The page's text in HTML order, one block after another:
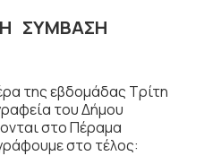
ΣΥΜΒΑΣΗ
της εβδομάδας Τρίτη
του Δήμου
στο Πέραμα
στο τέλος: